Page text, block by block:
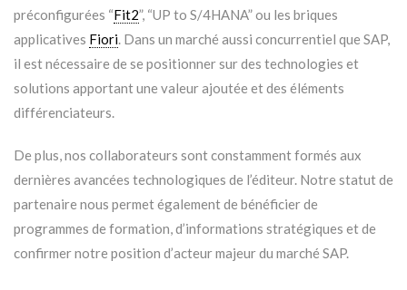
préconfigurées “Fit2”, “UP to S/4HANA” ou les briques
applicatives Fiori. Dans un marché aussi concurrentiel que SAP,
il est nécessaire de se positionner sur des technologies et
solutions apportant une valeur ajoutée et des éléments
différenciateurs.
De plus, nos collaborateurs sont constamment formés aux
dernières avancées technologiques de l’éditeur. Notre statut de
partenaire nous permet également de bénéficier de
programmes de formation, d’informations stratégiques et de
confirmer notre position d’acteur majeur du marché SAP.